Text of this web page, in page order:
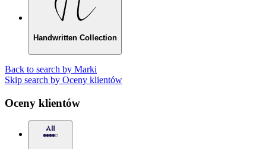
Handwritten Collection
Back to search by Marki
Skip search by Oceny klientów
Oceny klientów